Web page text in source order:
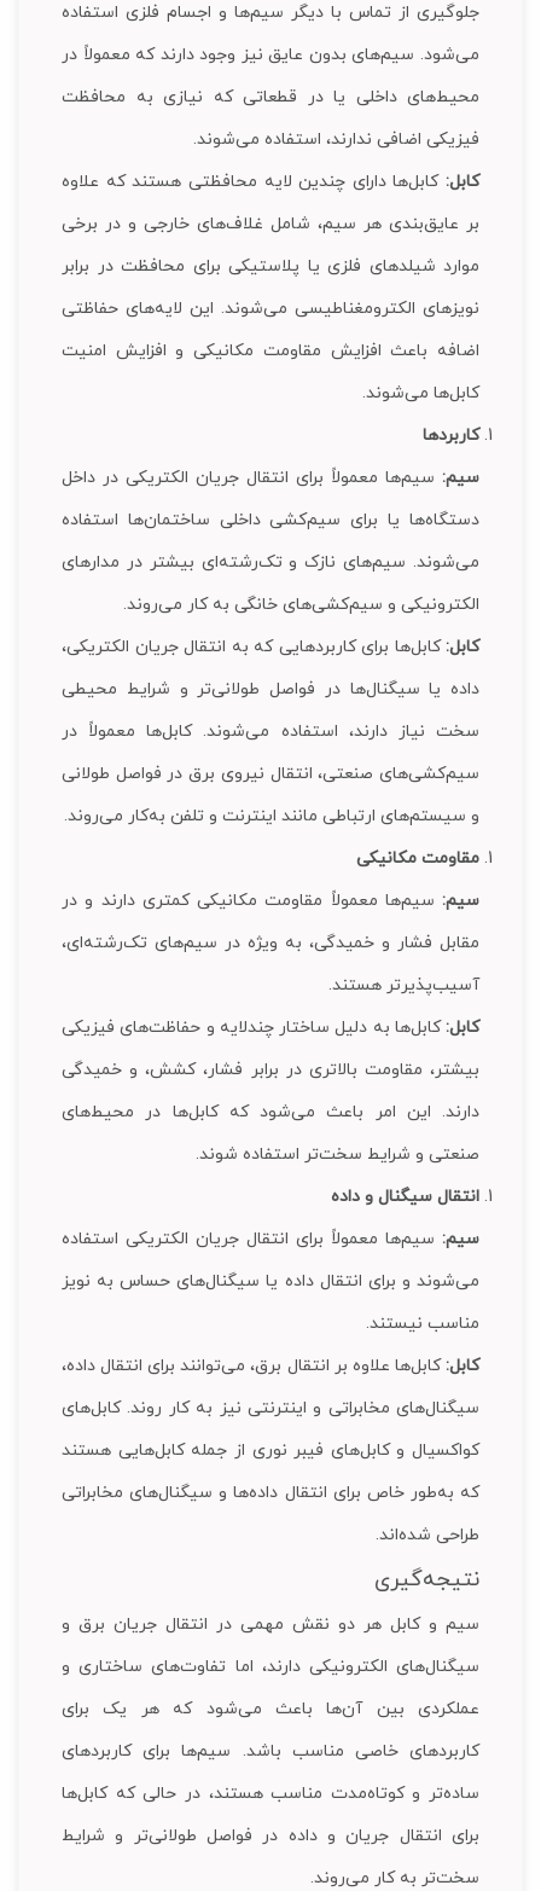
جلوگیری از تماس با دیگر سیم‌ها و اجسام فلزی استفاده
می‌شود. سیم‌های بدون عایق نیز وجود دارند که معمولاً در
محیط‌های داخلی یا در قطعاتی که نیازی به محافظت
فیزیکی اضافی ندارند، استفاده می‌شوند.
کابل: کابل‌ها دارای چندین لایه محافظتی هستند که علاوه
بر عایق‌بندی هر سیم، شامل غلاف‌های خارجی و در برخی
موارد شیلد‌های فلزی یا پلاستیکی برای محافظت در برابر
نویزهای الکترومغناطیسی می‌شوند. این لایه‌های حفاظتی
اضافه باعث افزایش مقاومت مکانیکی و افزایش امنیت
کابل‌ها می‌شوند.
کاربردها
سیم: سیم‌ها معمولاً برای انتقال جریان الکتریکی در داخل
دستگاه‌ها یا برای سیم‌کشی داخلی ساختمان‌ها استفاده
می‌شوند. سیم‌های نازک و تک‌رشته‌ای بیشتر در مدارهای
الکترونیکی و سیم‌کشی‌های خانگی به کار می‌روند.
کابل: کابل‌ها برای کاربردهایی که به انتقال جریان الکتریکی،
داده یا سیگنال‌ها در فواصل طولانی‌تر و شرایط محیطی
سخت نیاز دارند، استفاده می‌شوند. کابل‌ها معمولاً در
سیم‌کشی‌های صنعتی، انتقال نیروی برق در فواصل طولانی
و سیستم‌های ارتباطی مانند اینترنت و تلفن به‌کار می‌روند.
مقاومت مکانیکی
سیم: سیم‌ها معمولاً مقاومت مکانیکی کمتری دارند و در
مقابل فشار و خمیدگی، به ویژه در سیم‌های تک‌رشته‌ای،
آسیب‌پذیرتر هستند.
کابل: کابل‌ها به دلیل ساختار چندلایه و حفاظت‌های فیزیکی
بیشتر، مقاومت بالاتری در برابر فشار، کشش، و خمیدگی
دارند. این امر باعث می‌شود که کابل‌ها در محیط‌های
صنعتی و شرایط سخت‌تر استفاده شوند.
انتقال سیگنال و داده
سیم: سیم‌ها معمولاً برای انتقال جریان الکتریکی استفاده
می‌شوند و برای انتقال داده یا سیگنال‌های حساس به نویز
مناسب نیستند.
کابل: کابل‌ها علاوه بر انتقال برق، می‌توانند برای انتقال داده،
سیگنال‌های مخابراتی و اینترنتی نیز به کار روند. کابل‌های
کواکسیال و کابل‌های فیبر نوری از جمله کابل‌هایی هستند
که به‌طور خاص برای انتقال داده‌ها و سیگنال‌های مخابراتی
طراحی شده‌اند.
نتیجه‌گیری
سیم و کابل هر دو نقش مهمی در انتقال جریان برق و
سیگنال‌های الکترونیکی دارند، اما تفاوت‌های ساختاری و
عملکردی بین آن‌ها باعث می‌شود که هر یک برای
کاربردهای خاصی مناسب باشد. سیم‌ها برای کاربردهای
ساده‌تر و کوتاه‌مدت مناسب هستند، در حالی که کابل‌ها
برای انتقال جریان و داده در فواصل طولانی‌تر و شرایط
سخت‌تر به کار می‌روند.